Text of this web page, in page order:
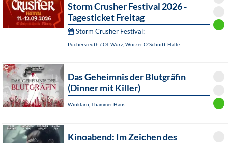
Storm Crusher Festival 2026 -
Tagesticket Freitag
Storm Crusher Festival:
Püchersreuth / OT Wurz, Wurzer O`Schnitt-Halle
Das Geheimnis der Blutgräfin
(Dinner mit Killer)
Winklarn, Thammer Haus
Kinoabend: Im Zeichen des